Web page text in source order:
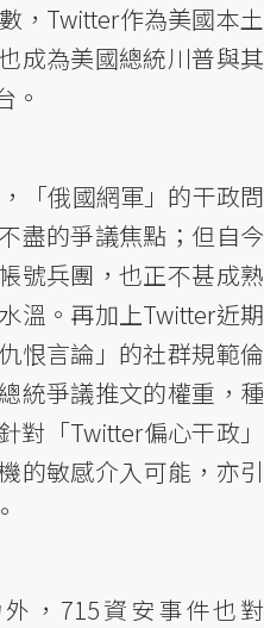
，Twitter作為美國本土
成為美國總統川普與其
。
「俄國網軍」的干政問
盡的爭議焦點；但自今
號兵團，也正不甚成熟
溫。再加上Twitter近期
恨言論」的社群規範倫
統爭議推文的權重，種
對「Twitter偏心干政」
的敏感介入可能，亦引
，715資安事件也對